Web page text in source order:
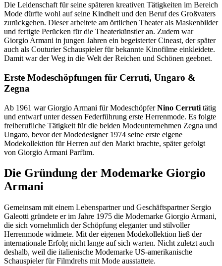
Die Leidenschaft für seine späteren kreativen Tätigkeiten im Bereich
Mode dürfte wohl auf seine Kindheit und den Beruf des Großvaters
zurückgehen. Dieser arbeitete am örtlichen Theater als Maskenbilder
und fertigte Perücken für die Theaterkünstler an. Zudem war
Giorgio Armani in jungen Jahren ein begeisterter Cineast, der später
auch als Couturier Schauspieler für bekannte Kinofilme einkleidete.
Damit war der Weg in die Welt der Reichen und Schönen geebnet.
Erste Modeschöpfungen für Cerruti, Ungaro &
Zegna
Ab 1961 war Giorgio Armani für ModeschöpferNino Cerruti tätig
und entwarf unter dessen Federführung erste Herrenmode. Es folgte
freiberufliche Tätigkeit für die beiden Modeunternehmen Zegna und
Ungaro, bevor der Modedesigner 1974 seine erste eigene
Modekollektion für Herren auf den Markt brachte, später gefolgt
von Giorgio Armani Parfüm.
Die Gründung der Modemarke Giorgio
Armani
Gemeinsam mit einem Lebenspartner und Geschäftspartner Sergio
Galeotti gründete er im Jahre 1975 die Modemarke Giorgio Armani,
die sich vornehmlich der Schöpfung eleganter und stilvoller
Herrenmode widmete. Mit der eigenen Modekollektion ließ der
internationale Erfolg nicht lange auf sich warten. Nicht zuletzt auch
deshalb, weil die italienische Modemarke US-amerikanische
Schauspieler für Filmdrehs mit Mode ausstattete.